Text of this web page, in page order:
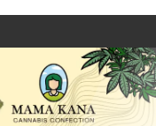
ARTICLE SUIVANT
cannabis est-il légal à
Amsterdam ? À savoir
avant de partir